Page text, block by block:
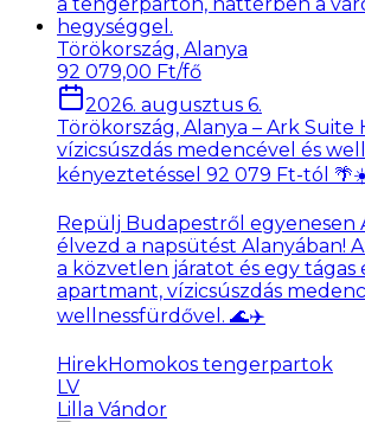
Törökország, Alanya
92 079,00 Ft/fő
2026. augusztus 6.
Törökország, Alanya – Ark Suite
vízicsúszdás medencével és
kényeztetéssel 92 079 Ft-tól
Repülj Budapestről egyenesen
élvezd a napsütést Alanyában!
a közvetlen járatot és egy tágas
apartmant, vízicsúszdás
wellnessfürdővel. 🌊✈️
HirekHomokos tengerpartok
LV
Lilla Vándor